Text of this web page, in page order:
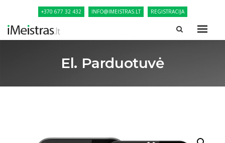
+370 677 32 432 INFO@IMEISTRAS.LT REGISTRACIJA
El. Parduotuvė